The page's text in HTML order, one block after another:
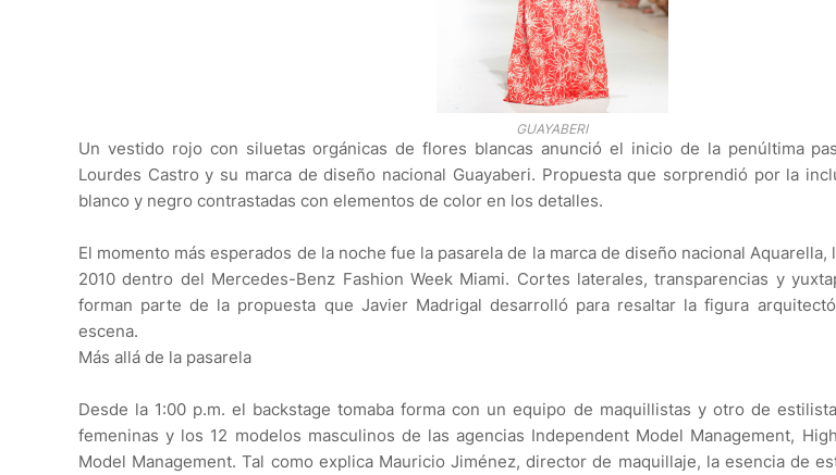
GUAYABERI
Un vestido rojo con siluetas orgánicas de flores blancas anunció el inicio de la penúltima
Lourdes Castro y su marca de diseño nacional Guayaberi. Propuesta que sorprendió por la
blanco y negro contrastadas con elementos de color en los detalles.
El momento más esperados de la noche fue la pasarela de la marca de diseño nacional
2010 dentro del Mercedes-Benz Fashion Week Miami. Cortes laterales, transparencias y
forman parte de la propuesta que Javier Madrigal desarrolló para resaltar la figura
escena.
Más allá de la pasarela
Desde la 1:00 p.m. el backstage tomaba forma con un equipo de maquillistas y otro de
femeninas y los 12 modelos masculinos de las agencias Independent Model Management,
Model Management. Tal como explica Mauricio Jiménez, director de maquillaje, la esencia de